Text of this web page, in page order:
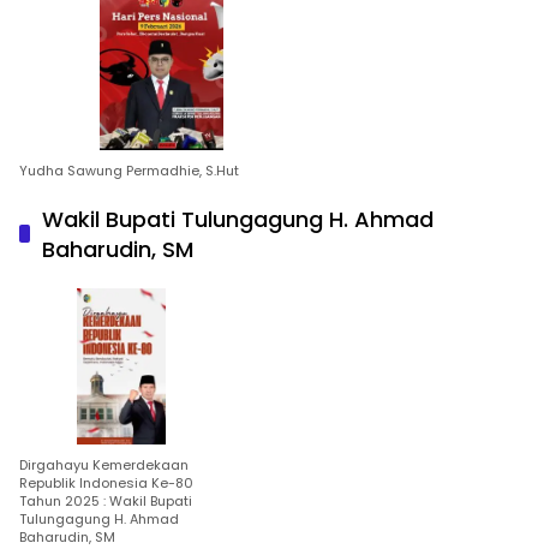
Yudha Sawung Permadhie, S.Hut
Wakil Bupati Tulungagung H. Ahmad
Baharudin, SM
Dirgahayu Kemerdekaan
Republik Indonesia Ke-80
Tahun 2025 : Wakil Bupati
Tulungagung H. Ahmad
Baharudin, SM